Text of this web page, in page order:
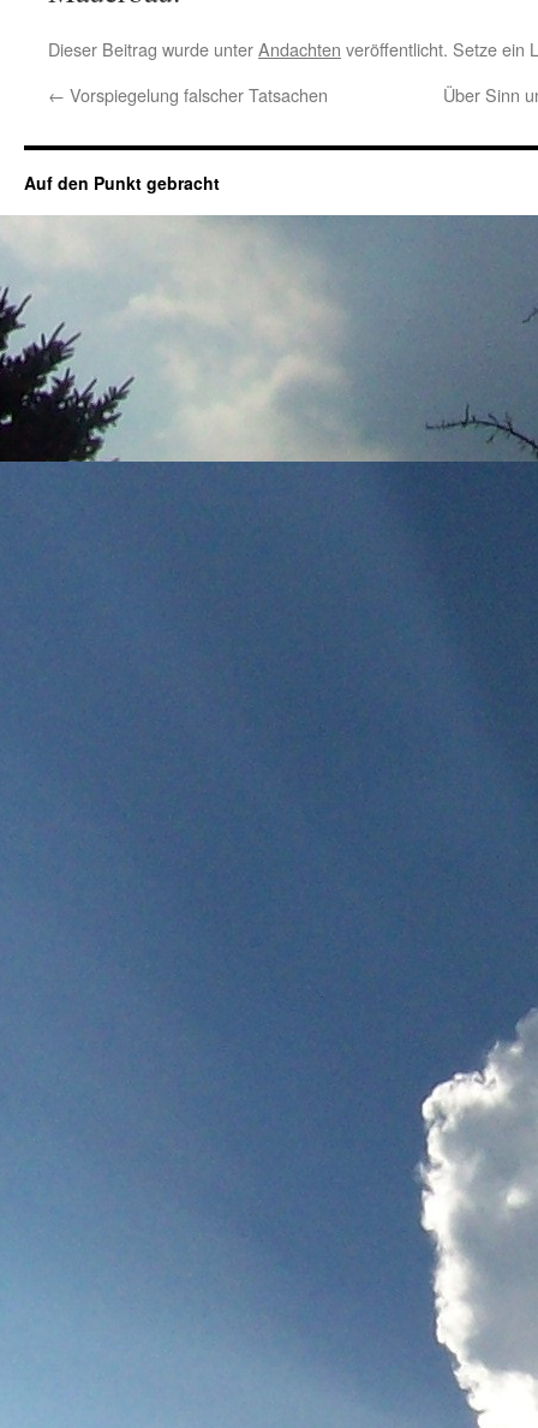
Dieser Beitrag wurde unterAndachten veröffentlicht. Setze ein
← Vorspiegelung falscher Tatsachen Über Sinn
Auf den Punkt gebracht